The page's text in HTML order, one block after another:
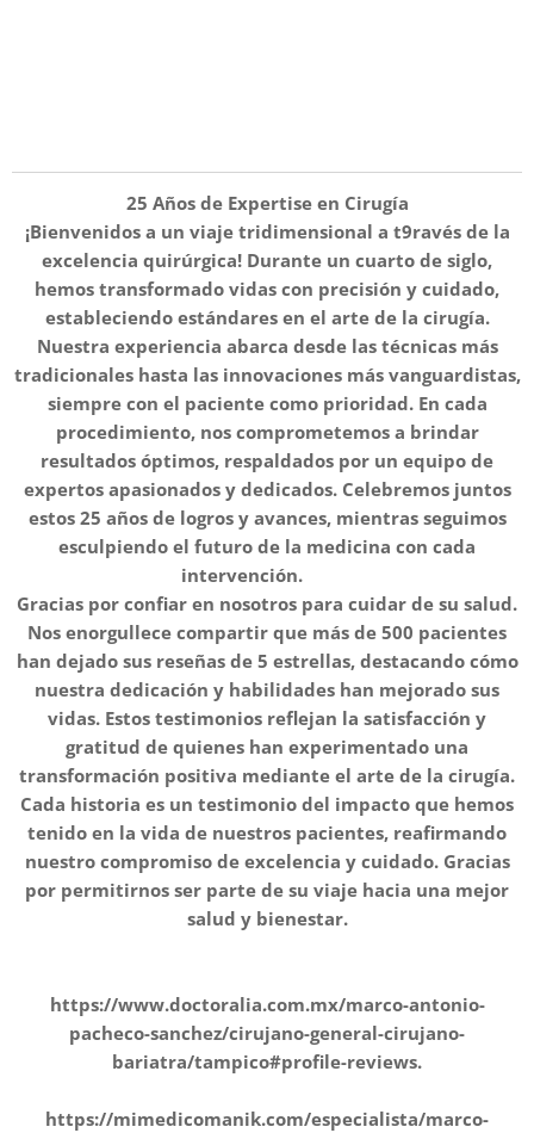
25 Años de Expertise en Cirugía
¡Bienvenidos a un viaje tridimensional a t9ravés de la
excelencia quirúrgica! Durante un cuarto de siglo,
hemos transformado vidas con precisión y cuidado,
estableciendo estándares en el arte de la cirugía.
Nuestra experiencia abarca desde las técnicas más
tradicionales hasta las innovaciones más vanguardistas,
siempre con el paciente como prioridad. En cada
procedimiento, nos comprometemos a brindar
resultados óptimos, respaldados por un equipo de
expertos apasionados y dedicados. Celebremos juntos
estos 25 años de logros y avances, mientras seguimos
esculpiendo el futuro de la medicina con cada
intervención. 🏆🔬
Gracias por confiar en nosotros para cuidar de su salud.
Nos enorgullece compartir que más de 500 pacientes
han dejado sus reseñas de 5 estrellas, destacando cómo
nuestra dedicación y habilidades han mejorado sus
vidas. Estos testimonios reflejan la satisfacción y
gratitud de quienes han experimentado una
transformación positiva mediante el arte de la cirugía.
Cada historia es un testimonio del impacto que hemos
tenido en la vida de nuestros pacientes, reafirmando
nuestro compromiso de excelencia y cuidado. Gracias
por permitirnos ser parte de su viaje hacia una mejor
salud y bienestar.
https://www.doctoralia.com.mx/marco-antonio-
pacheco-sanchez/cirujano-general-cirujano-
bariatra/tampico#profile-reviews.
https://mimedicomanik.com/especialista/marco-